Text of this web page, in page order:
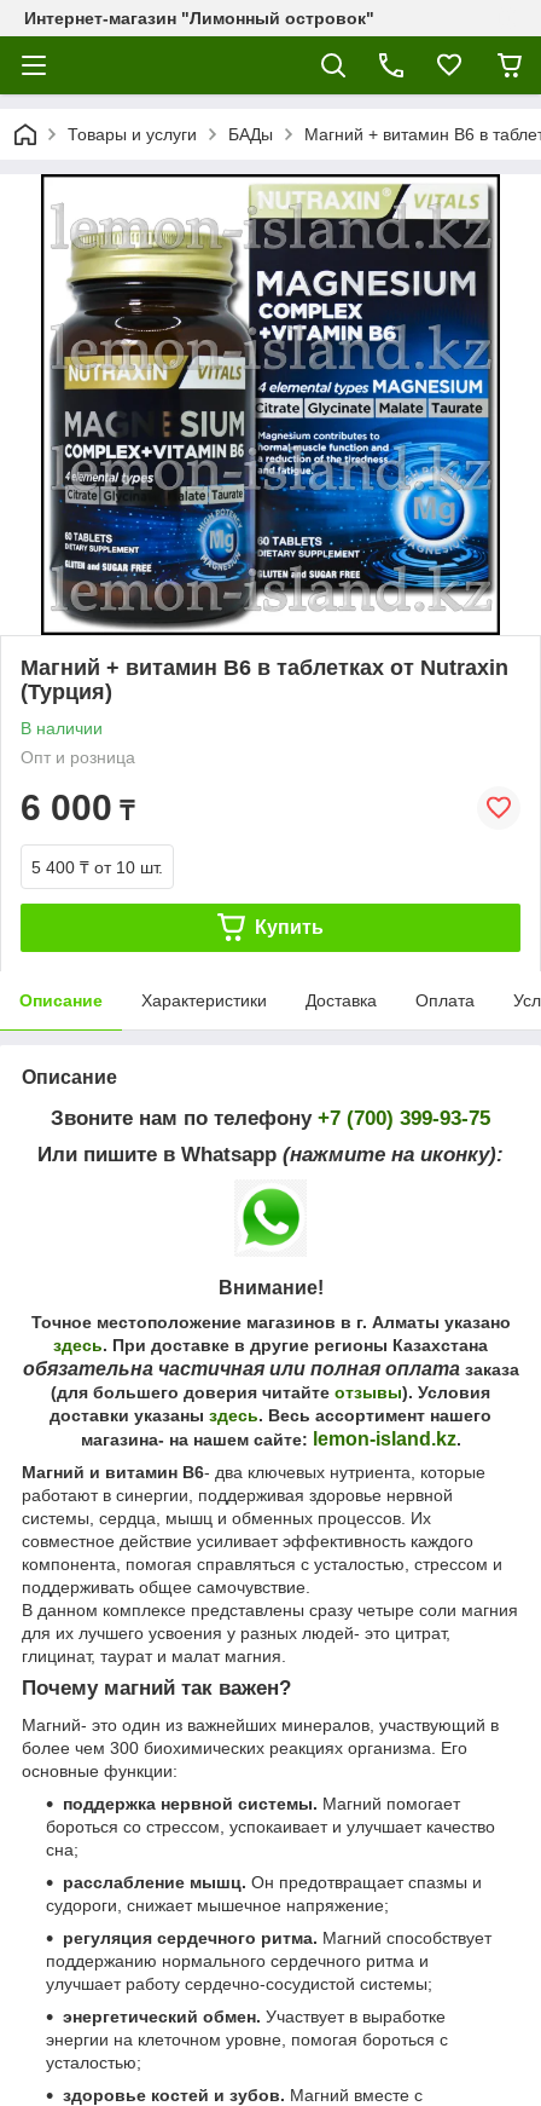
Интернет-магазин "Лимонный островок"
Товары и услуги БАДы Магний + витамин B6 в
Магний + витамин B6 в таблетках от Nutraxin
(Турция)
В наличии
Опт и розница
6 000 ₸
5 400 ₸ от 10 шт.
Купить
Описание Характеристики Доставка Оплата
Описание
Звоните нам по телефону +7 (700) 399-93-75
Или пишите в Whatsapp (нажмите на иконку):
Внимание!
Точное местоположение магазинов в г. Алматы указано
здесь. При доставке в другие регионы Казахстана
обязательна частичная или полная оплатазаказа
(для большего доверия читайте отзывы). Условия
доставки указаны здесь. Весь ассортимент нашего
магазина- на нашем сайте: lemon-island.kz.
Магний и витамин B6- два ключевых нутриента, которые
работают в синергии, поддерживая здоровье нервной
системы, сердца, мышц и обменных процессов. Их
совместное действие усиливает эффективность каждого
компонента, помогая справляться с усталостью, стрессом и
поддерживать общее самочувствие.
В данном комплексе представлены сразу четыре соли магния
для их лучшего усвоения у разных людей- это цитрат,
глицинат, таурат и малат магния.
Почему магний так важен?
Магний- это один из важнейших минералов, участвующий в
более чем 300 биохимических реакциях организма. Его
основные функции:
поддержка нервной системы. Магний помогает
бороться со стрессом, успокаивает и улучшает качество
сна;
расслабление мышц. Он предотвращает спазмы и
судороги, снижает мышечное напряжение;
регуляция сердечного ритма. Магний способствует
поддержанию нормального сердечного ритма и
улучшает работу сердечно-сосудистой системы;
энергетический обмен. Участвует в выработке
энергии на клеточном уровне, помогая бороться с
усталостью;
здоровье костей и зубов. Магний вместе с